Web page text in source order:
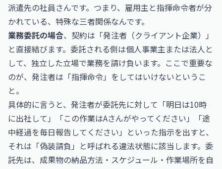
派遣先の社員さんです。つまり、雇用主と指揮命令者が分
かれている、特殊な三者関係なんです。
業務委託の場合、契約は「発注者（クライアント企業）」
と直接結びます。委託される側は個人事業主または法人と
して、独立した立場で業務を請け負います。ここで重要な
のが、発注者は「指揮命令」をしてはいけないというこ
と。
具体的に言うと、発注者が委託先に対して「明日は10時
に出社して」「この作業はAさんがやってください」「途
中経過を毎日報告してください」といった指示を出すと、
それは「偽装請負」と呼ばれる違法状態に該当します。委
託先は、成果物の納品方法・スケジュール・作業場所を自